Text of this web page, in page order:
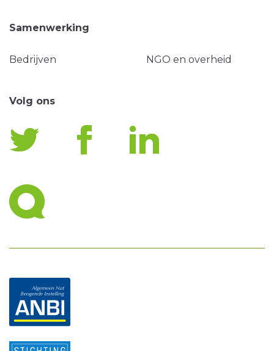
Samenwerking
Bedrijven NGO en overheid
Volg ons